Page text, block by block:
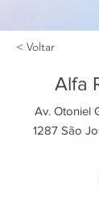
< Voltar
Alfa
Av. Otoniel
1287 São